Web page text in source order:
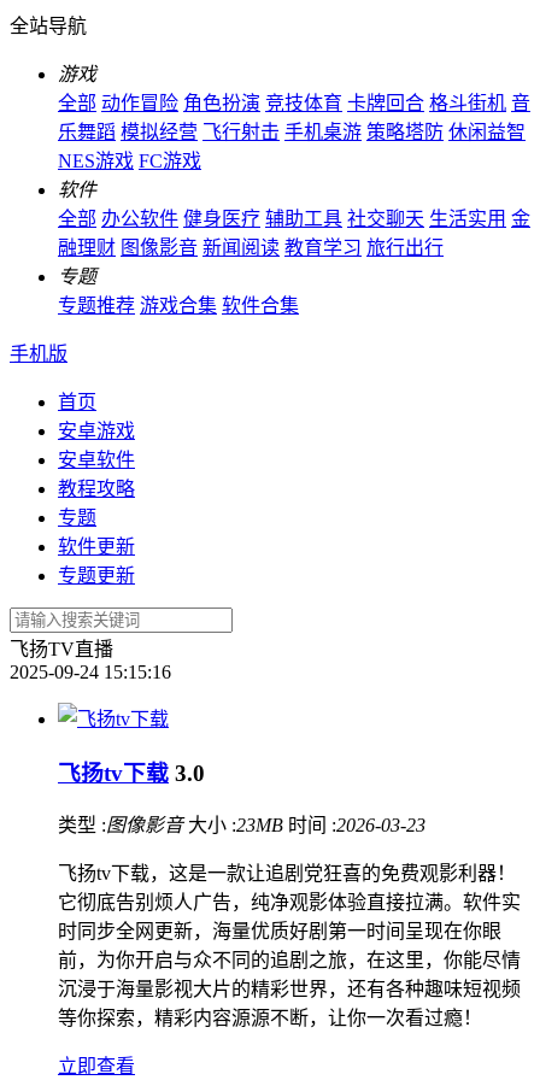
全站导航
游戏
全部 动作冒险 角色扮演 竞技体育 卡牌回合 格斗街机 音
乐舞蹈 模拟经营 飞行射击 手机桌游 策略塔防 休闲益智
NES游戏 FC游戏
软件
全部 办公软件 健身医疗 辅助工具 社交聊天 生活实用 金
融理财 图像影音 新闻阅读 教育学习 旅行出行
专题
专题推荐 游戏合集 软件合集
手机版
首页
安卓游戏
安卓软件
教程攻略
专题
软件更新
专题更新
飞扬TV直播
2025-09-24 15:15:16
飞扬tv下载 3.0
类型 :图像影音 大小 :23MB 时间 :2026-03-23
飞扬tv下载，这是一款让追剧党狂喜的免费观影利器！
它彻底告别烦人广告，纯净观影体验直接拉满。软件实
时同步全网更新，海量优质好剧第一时间呈现在你眼
前，为你开启与众不同的追剧之旅，在这里，你能尽情
沉浸于海量影视大片的精彩世界，还有各种趣味短视频
等你探索，精彩内容源源不断，让你一次看过瘾！
立即查看